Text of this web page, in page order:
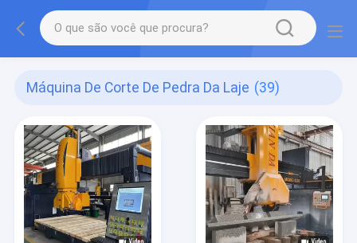
Máquina De Corte De Pedra Da Laje (39)